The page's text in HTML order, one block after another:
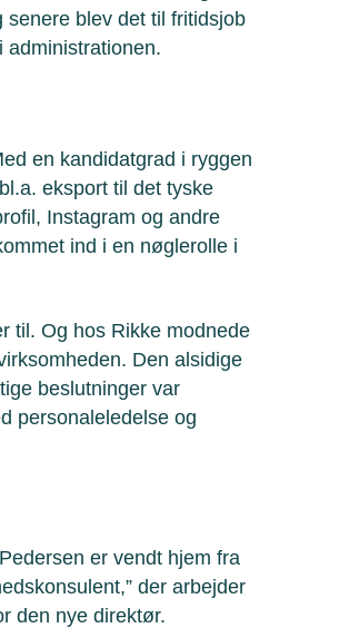
blev det til fritidsjob
administrationen.
en kandidatgrad i ryggen
eksport til det tyske
Instagram og andre
ind i en nøglerolle i
til. Og hos Rikke modnede
Den alsidige
beslutninger var
personaleledelse og
er vendt hjem fra
der arbejder
den nye direktør.